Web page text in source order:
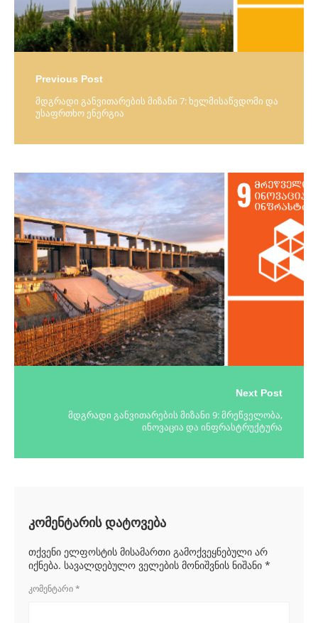
Previous Post
მდგრადი განვითარების მიზანი 7: ხელმისაწვდომი და
უსაფრთხო ენერგია
Next Post
მდგრადი განვითარების მიზანი 9: მრეწველობა,
ინოვაცია და ინფრასტრუქტურა
კომენტარის დატოვება
თქვენი ელფოსტის მისამართი გამოქვეყნებული არ
იქნება. სავალდებულო ველების მონიშვნის ნიშანი *
ᲙᲝᲛᲔᲜᲢᲐᲠᲘ*